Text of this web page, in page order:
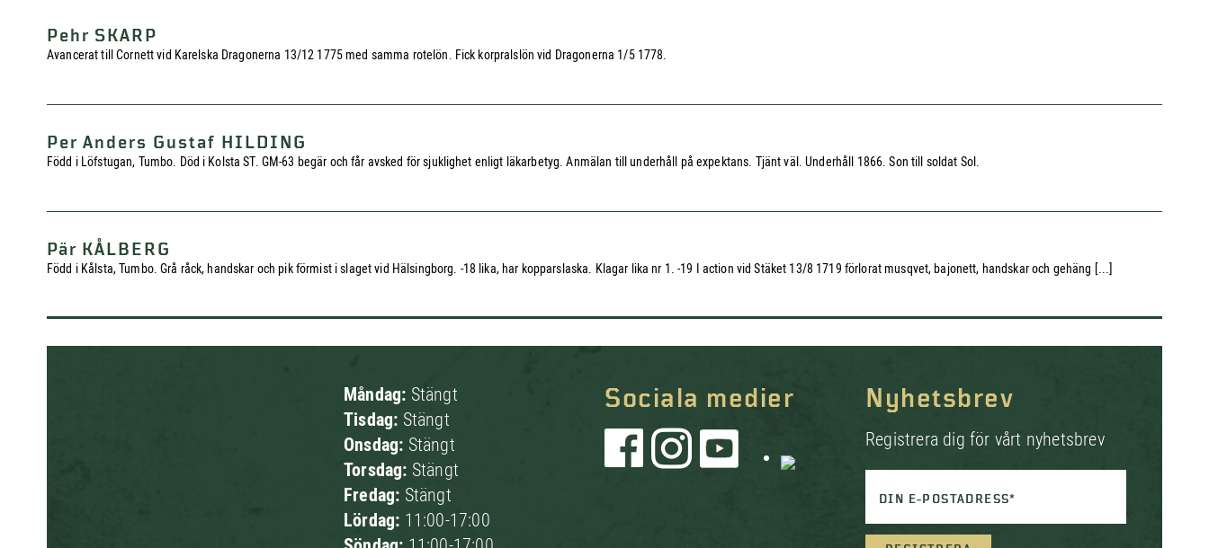
Pehr SKARP
Avancerat till Cornett vid Karelska Dragonerna 13/12 1775 med samma rotelön. Fick korpralslön vid Dragonerna 1/5 1778.
Per Anders Gustaf HILDING
Född i Löfstugan, Tumbo. Död i Kolsta ST. GM-63 begär och får avsked för sjuklighet enligt läkarbetyg. Anmälan till underhåll på expektans. Tjänt väl. Underhåll 1866. Son till soldat Sol.
Pär KÅLBERG
Född i Kålsta, Tumbo. Grå råck, handskar och pik förmist i slaget vid Hälsingborg. -18 lika, har kopparslaska. Klagar lika nr 1. -19 I action vid Stäket 13/8 1719 förlorat musqvet, bajonett, handskar och gehäng [...]
Måndag: Stängt
Tisdag: Stängt
Onsdag: Stängt
Torsdag: Stängt
Fredag: Stängt
Lördag: 11:00-17:00
Sociala medier Nyhetsbrev
Registrera dig för vårt nyhetsbrev
DIN E-POSTADRESS*